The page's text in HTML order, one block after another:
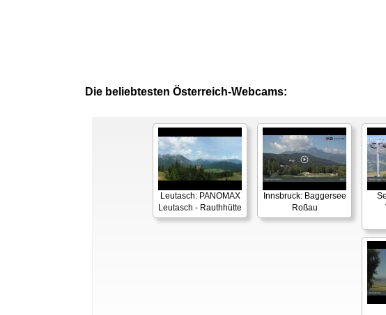
Die beliebtesten Österreich-Webcams:
Leutasch: PANOMAX
Leutasch - Rauthhütte
Innsbruck: Baggersee
Roßau